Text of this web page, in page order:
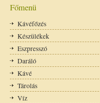
Főmenü
Kávéfőzés
Készülékek
Eszpresszó
Daráló
Kávé
Tárolás
Víz